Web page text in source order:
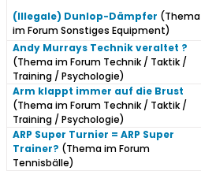
(Illegale) Dunlop-Dämpfer (Thema
im ForumSonstiges Equipment)
Andy Murrays Technik veraltet ?
(Thema im Forum Technik / Taktik /
Training / Psychologie)
Arm klappt immer auf die Brust
(Thema im Forum Technik / Taktik /
Training / Psychologie)
ARP Super Turnier = ARP Super
Trainer? (Thema im Forum
Tennisbälle)